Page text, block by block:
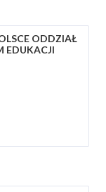
ODDZIAŁ
EDUKACJI